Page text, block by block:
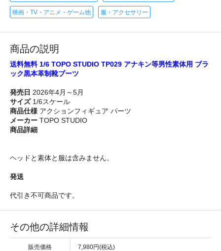
映画・TV・アニメ・ゲーム他 服・アクセサリー
商品の説明
送料無料 1/6 TOPO STUDIO TP029 アナキン等男性素体用 ブラ
ック黒本革制靴ブーツ
発売日 2026年4月～5月
サイズ1/6スケール
商品仕様 アクションフィギュア パーツ
メーカー TOPO STUDIO
商品詳細
ヘッドと素体と服は含みません。
発送
代引き不可商品です。
その他の詳細情報
販売価格 7,980円(税込)